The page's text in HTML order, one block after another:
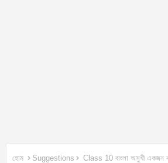
হোম Suggestions
Class 10 বাংলা অসুখী একজন